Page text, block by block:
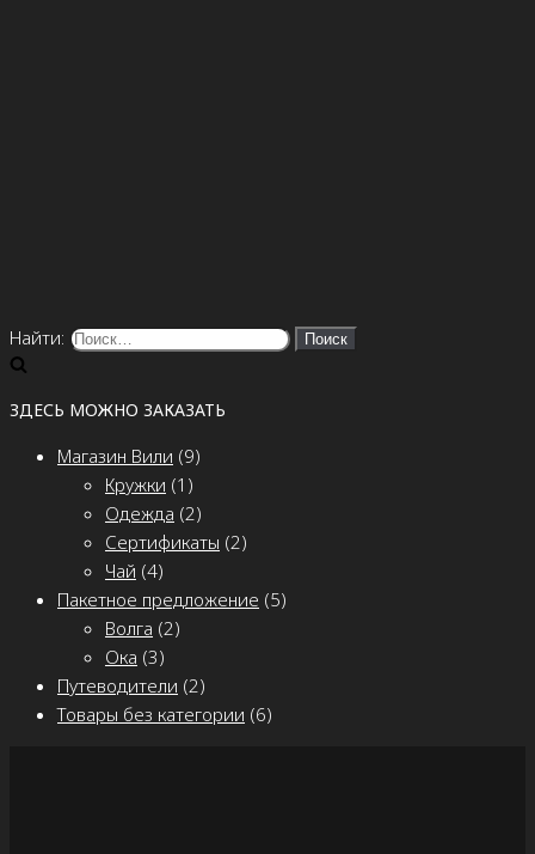
Найти:
ЗДЕСЬ МОЖНО ЗАКАЗАТЬ
Магазин Вили (9)
Кружки (1)
Одежда (2)
Сертификаты (2)
Чай (4)
Пакетное предложение (5)
Волга (2)
Ока (3)
Путеводители (2)
Товары без категории (6)